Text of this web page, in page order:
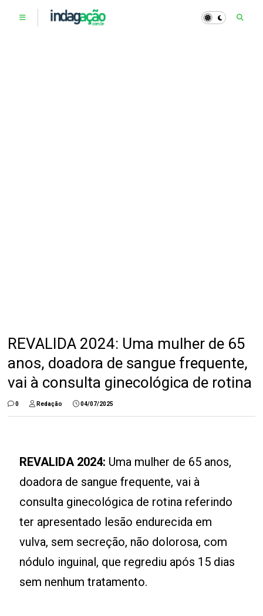
REVALIDA 2024: Uma mulher de 65
anos, doadora de sangue frequente,
vai à consulta ginecológica de rotina
0 Redação 04/07/2025
REVALIDA 2024: Uma mulher de 65 anos,
doadora de sangue frequente, vai à
consulta ginecológica de rotina referindo
ter apresentado lesão endurecida em
vulva, sem secreção, não dolorosa, com
nódulo inguinal, que regrediu após 15 dias
sem nenhum tratamento.